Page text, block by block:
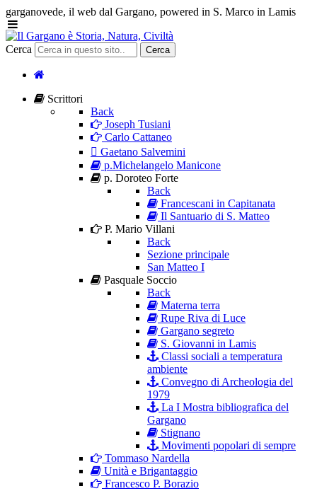
garganovede, il web dal Gargano, powered in S. Marco in Lamis
Cerca Cerca
Scrittori
Back
Joseph Tusiani
Carlo Cattaneo
Gaetano Salvemini
p.Michelangelo Manicone
p. Doroteo Forte
Back
Francescani in Capitanata
Il Santuario di S. Matteo
P. Mario Villani
Back
Sezione principale
San Matteo I
Pasquale Soccio
Back
Materna terra
Rupe Riva di Luce
Gargano segreto
S. Giovanni in Lamis
Classi sociali a temperatura
ambiente
Convegno di Archeologia del
1979
La I Mostra bibliografica del
Gargano
Stignano
Movimenti popolari di sempre
Tommaso Nardella
Unità e Brigantaggio
Francesco P. Borazio